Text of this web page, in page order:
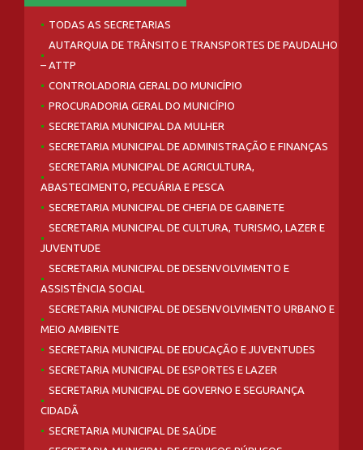
TODAS AS SECRETARIAS
AUTARQUIA DE TRÂNSITO E TRANSPORTES DE PAUDALHO
– ATTP
CONTROLADORIA GERAL DO MUNICÍPIO
PROCURADORIA GERAL DO MUNICÍPIO
SECRETARIA MUNICIPAL DA MULHER
SECRETARIA MUNICIPAL DE ADMINISTRAÇÃO E FINANÇAS
SECRETARIA MUNICIPAL DE AGRICULTURA,
ABASTECIMENTO, PECUÁRIA E PESCA
SECRETARIA MUNICIPAL DE CHEFIA DE GABINETE
SECRETARIA MUNICIPAL DE CULTURA, TURISMO, LAZER E
JUVENTUDE
SECRETARIA MUNICIPAL DE DESENVOLVIMENTO E
ASSISTÊNCIA SOCIAL
SECRETARIA MUNICIPAL DE DESENVOLVIMENTO URBANO E
MEIO AMBIENTE
SECRETARIA MUNICIPAL DE EDUCAÇÃO E JUVENTUDES
SECRETARIA MUNICIPAL DE ESPORTES E LAZER
SECRETARIA MUNICIPAL DE GOVERNO E SEGURANÇA
CIDADÃ
SECRETARIA MUNICIPAL DE SAÚDE